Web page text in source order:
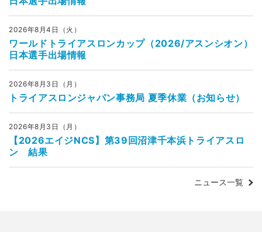
2026年8月4日（火）
ワールドトライアスロンカップ（2026/アスンシオン）
日本選手出場情報
2026年8月3日（月）
トライアスロンジャパン事務局 夏季休業（お知らせ）
2026年8月3日（月）
【2026エイジNCS】第39回沼津千本浜トライアスロ
ン 結果
ニュース一覧